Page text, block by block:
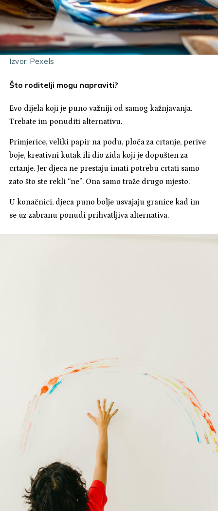
Izvor: Pexels
Što roditelji mogu napraviti?
Evo dijela koji je puno važniji od samog kažnjavanja.
Trebate im ponuditi alternativu.
Primjerice, veliki papir na podu, ploča za crtanje, perive
boje, kreativni kutak ili dio zida koji je dopušten za
crtanje. Jer djeca ne prestaju imati potrebu crtati samo
zato što ste rekli “ne”. Ona samo traže drugo mjesto.
U konačnici, djeca puno bolje usvajaju granice kad im
se uz zabranu ponudi prihvatljiva alternativa.